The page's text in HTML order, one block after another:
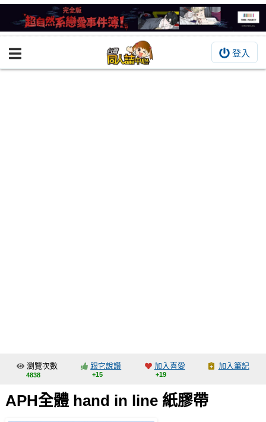
登入
BOOKY書集倉庫
交流中心
攤位轉讓區
瀏覽次數
4838
跟它說讚
+15
加入喜愛
+19
加入筆記
APH全體 hand in line 紙膠帶